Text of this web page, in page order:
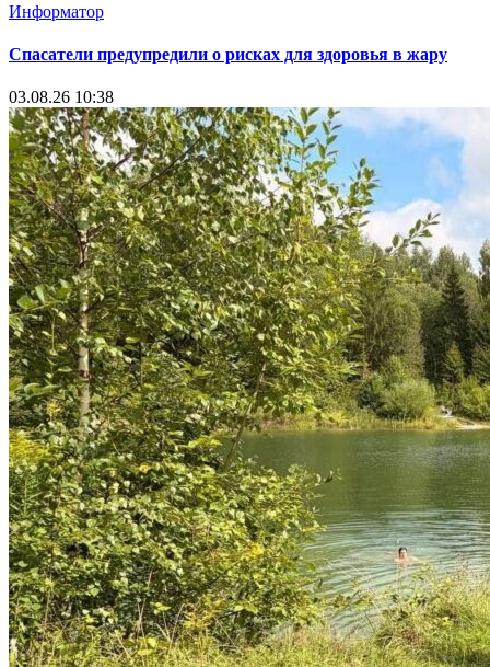
Информатор
Спасатели предупредили о рисках для здоровья в жару
03.08.26 10:38